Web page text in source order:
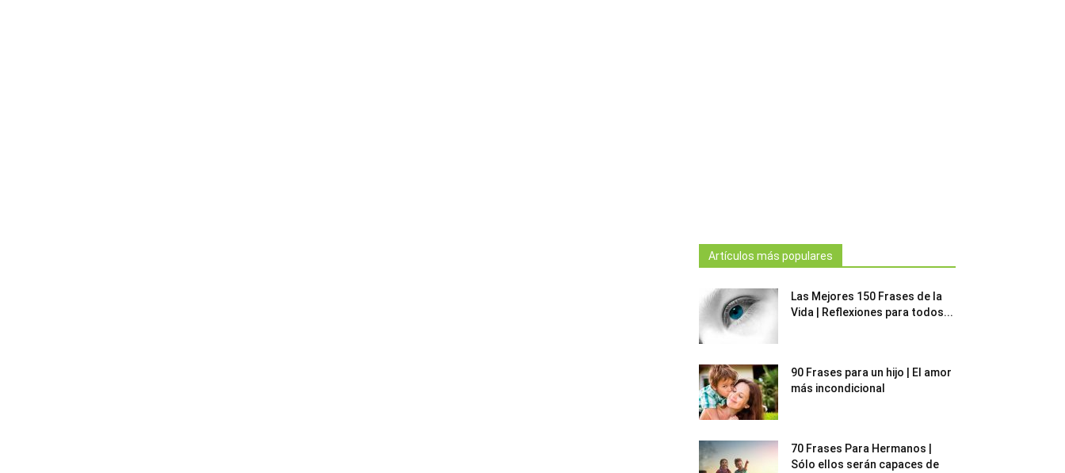
Artículos más populares
Las Mejores 150 Frases de la
Vida | Reflexiones para todos...
90 Frases para un hijo | El amor
más incondicional
70 Frases Para Hermanos |
Sólo ellos serán capaces de